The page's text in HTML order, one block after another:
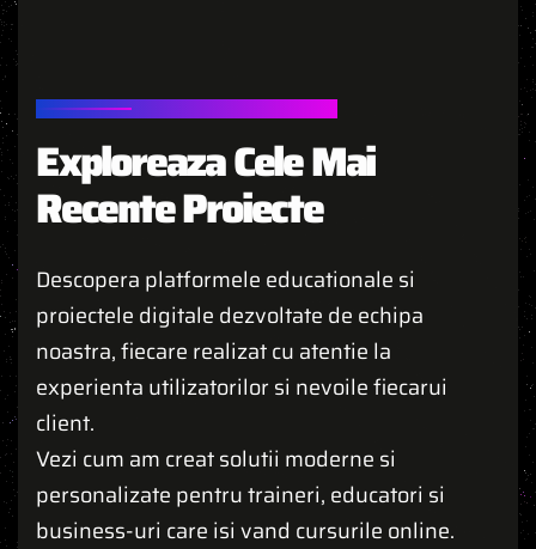
PROIECTELE NOASTRE
Exploreaza Cele Mai
Recente Proiecte
Descopera platformele educationale si
proiectele digitale dezvoltate de echipa
noastra, fiecare realizat cu atentie la
experienta utilizatorilor si nevoile fiecarui
client.
Vezi cum am creat solutii moderne si
personalizate pentru traineri, educatori si
business-uri care isi vand cursurile online.